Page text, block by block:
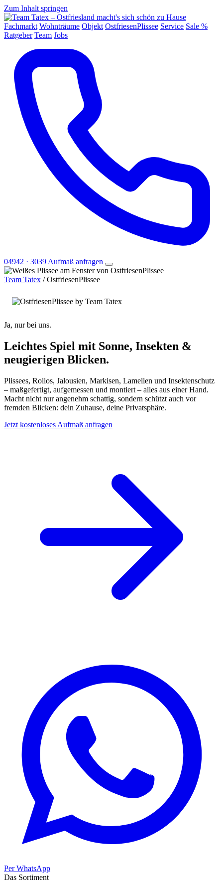
Zum Inhalt springen
Fachmarkt Wohnträume Objekt OstfriesenPlissee Service Sale %
Ratgeber Team Jobs
04942 · 3039 Aufmaß anfragen
Team Tatex / OstfriesenPlissee
Ja, nur bei uns.
Leichtes Spiel mit Sonne, Insekten &
neugierigen Blicken.
Plissees, Rollos, Jalousien, Markisen, Lamellen und Insektenschutz
– maßgefertigt, aufgemessen und montiert – alles aus einer Hand.
Macht nicht nur angenehm schattig, sondern schützt auch vor
fremden Blicken: dein Zuhause, deine Privatsphäre.
Jetzt kostenloses Aufmaß anfragen
Per WhatsApp
Das Sortiment